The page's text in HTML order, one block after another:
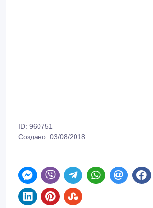
ID: 960751
Создано: 03/08/2018